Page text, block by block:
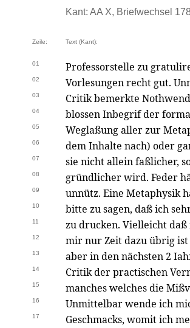
Kant: AA X, Briefwechsel
Zeile: Text (Kant):
01 Professorstelle zu
02 Vorlesungen recht gut.
03 Critik bemerkte
04 blossen Inbegrif der
05 Weglaßung aller zur
06 dem Inhalte nach) oder
07 sie nicht allein faßlicher,
08 gründlicher wird. Feder
09 unnütz. Eine Metaphysik
10 bitte zu sagen, daß ich
11 zu drucken. Vielleicht
12 mir nur Zeit dazu übrig
13 aber in den nächsten 2
14 Critik der practischen
15 manches welches die
16 Unmittelbar wende ich
17 Geschmacks, womit ich